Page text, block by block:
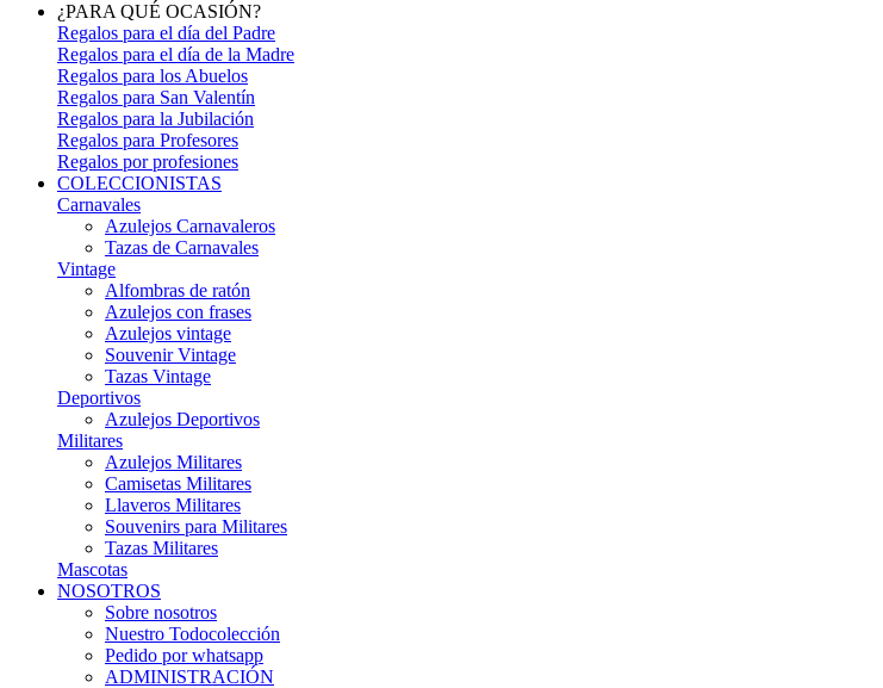
¿PARA QUÉ OCASIÓN?
Regalos para el día del Padre
Regalos para el día de la Madre
Regalos para los Abuelos
Regalos para San Valentín
Regalos para la Jubilación
Regalos para Profesores
Regalos por profesiones
COLECCIONISTAS
Carnavales
Azulejos Carnavaleros
Tazas de Carnavales
Vintage
Alfombras de ratón
Azulejos con frases
Azulejos vintage
Souvenir Vintage
Tazas Vintage
Deportivos
Azulejos Deportivos
Militares
Azulejos Militares
Camisetas Militares
Llaveros Militares
Souvenirs para Militares
Tazas Militares
Mascotas
NOSOTROS
Sobre nosotros
Nuestro Todocolección
Pedido por whatsapp
ADMINISTRACIÓN